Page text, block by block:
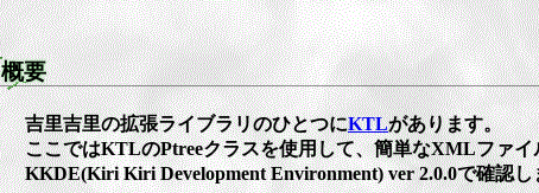
概要
吉里吉里の拡張ライブラリのひとつにKTLがあります。
ここではKTLのPtreeクラスを使用して、簡単なXMLファ
KKDE(Kiri Kiri Development Environment) ver 2.0.0で確認し